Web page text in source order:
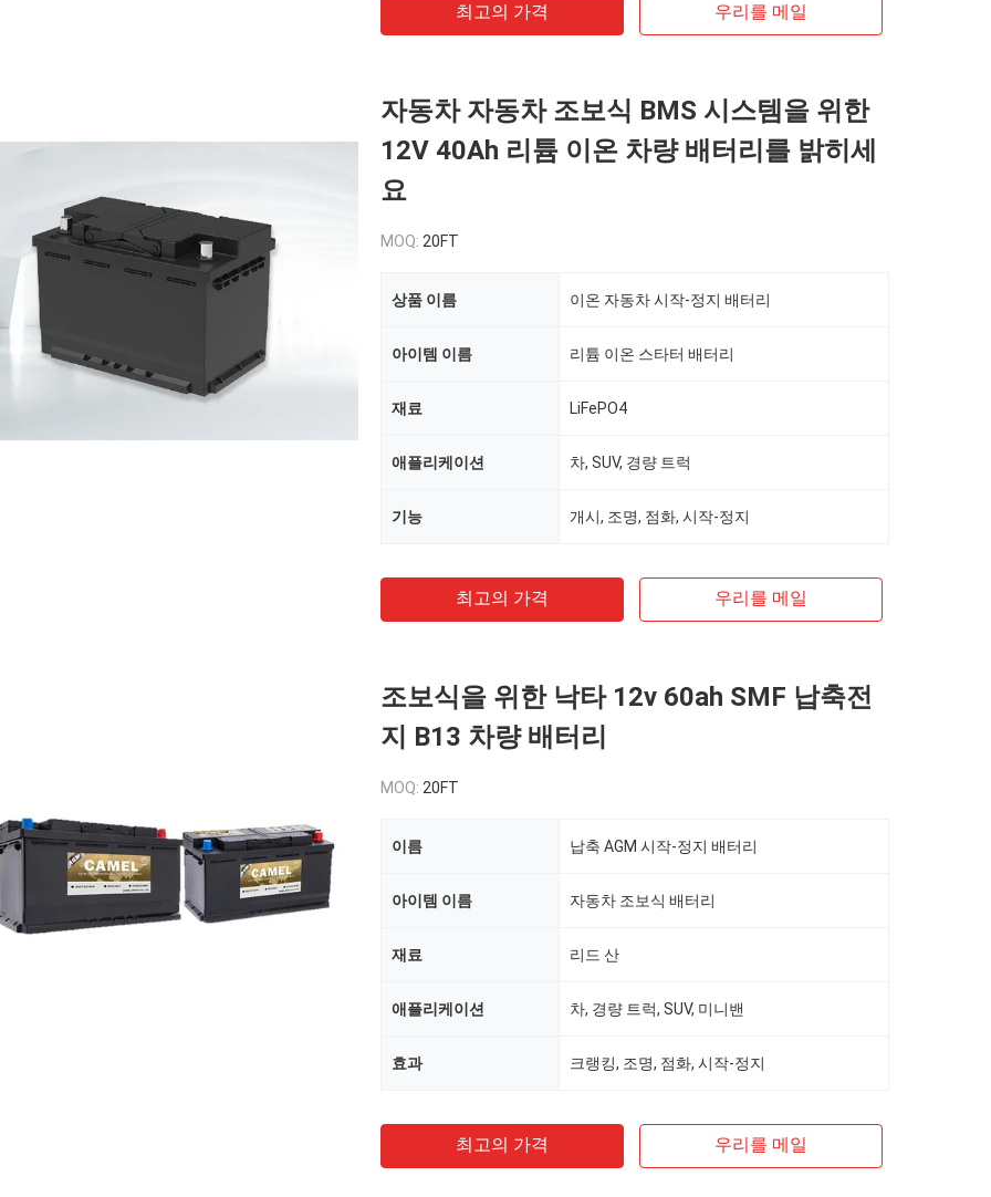
최고의 가격 우리를 메일
자동차 자동차 조보식 BMS 시스템을 위한
12V 40Ah 리튬 이온 차량 배터리를 밝히세
요
MOQ: 20FT
상품 이름 이온 자동차 시작-정지 배터리
아이템 이름 리튬 이온 스타터 배터리
재료 LiFePO4
애플리케이션 차, SUV, 경량 트럭
기능 개시, 조명, 점화, 시작-정지
최고의 가격 우리를 메일
조보식을 위한 낙타 12v 60ah SMF 납축전
지 B13 차량 배터리
MOQ: 20FT
이름 납축 AGM 시작-정지 배터리
아이템 이름 자동차 조보식 배터리
재료 리드 산
애플리케이션 차, 경량 트럭, SUV, 미니밴
효과 크랭킹, 조명, 점화, 시작-정지
최고의 가격 우리를 메일